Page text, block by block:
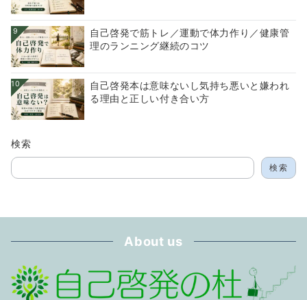
9
自己啓発で筋トレ／運動で体力作り／健康管
理のランニング継続のコツ
10
自己啓発本は意味ないし気持ち悪いと嫌われ
る理由と正しい付き合い方
検索
検索
About us